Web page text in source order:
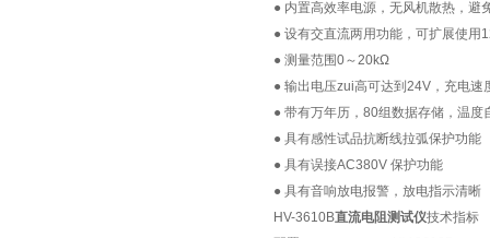
● 内置高效率电源，无风机散热，避
● 设有交直流两用功能，可扩展使用
● 测量范围0～20kΩ
● 输出电压zui高可达到24V，充电速
● 带有万年历，80组数据存储，温
● 具有感性试品抗断线拉弧保护功能
● 具有误接AC380V 保护功能
● 具有音响放电报警，放电指示清晰
HV-3610B直流电阻测试仪技术指标